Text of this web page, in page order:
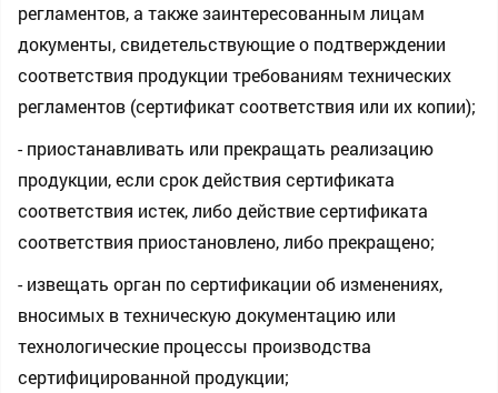
регламентов, а также заинтересованным лицам
документы, свидетельствующие о подтверждении
соответствия продукции требованиям технических
регламентов (сертификат соответствия или их копии);
- приостанавливать или прекращать реализацию
продукции, если срок действия сертификата
соответствия истек, либо действие сертификата
соответствия приостановлено, либо прекращено;
- извещать орган по сертификации об изменениях,
вносимых в техническую документацию или
технологические процессы производства
сертифицированной продукции;